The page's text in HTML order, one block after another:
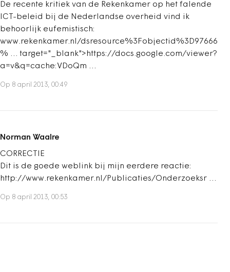
De recente kritiek van de Rekenkamer op het falende
ICT-beleid bij de Nederlandse overheid vind ik
behoorlijk eufemistisch:
www.rekenkamer.nl/dsresource%3Fobjectid%3D97666
% … target="_blank">https://docs.google.com/viewer?
a=v&q=cache:VDoQm …
Op 8 april 2013, 00:49
Norman Waalre
CORRECTIE
Dit is de goede weblink bij mijn eerdere reactie:
http://www.rekenkamer.nl/Publicaties/Onderzoeksr …
Op 8 april 2013, 00:53